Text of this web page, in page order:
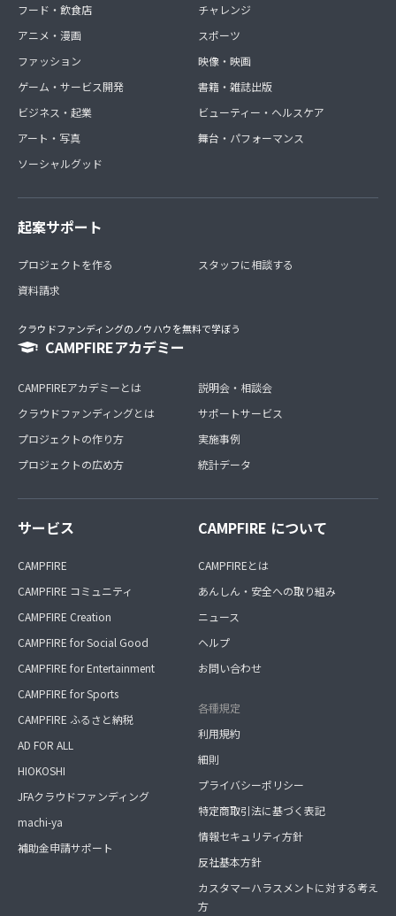
フード・飲食店
アニメ・漫画
ファッション
ゲーム・サービス開発
ビジネス・起業
アート・写真
ソーシャルグッド
チャレンジ
スポーツ
映像・映画
書籍・雑誌出版
ビューティー・ヘルスケア
舞台・パフォーマンス
起案サポート
プロジェクトを作る
資料請求
スタッフに相談する
クラウドファンディングのノウハウを無料で学ぼう
CAMPFIREアカデミー
CAMPFIREアカデミーとは
クラウドファンディングとは
プロジェクトの作り方
プロジェクトの広め方
説明会・相談会
サポートサービス
実施事例
統計データ
サービス
CAMPFIRE
CAMPFIRE コミュニティ
CAMPFIRE Creation
CAMPFIRE for Social Good
CAMPFIRE for Entertainment
CAMPFIRE for Sports
CAMPFIRE ふるさと納税
AD FOR ALL
HIOKOSHI
JFAクラウドファンディング
machi-ya
補助金申請サポート
CAMPFIRE について
CAMPFIREとは
あんしん・安全への取り組み
ニュース
ヘルプ
お問い合わせ
各種規定
利用規約
細則
プライバシーポリシー
特定商取引法に基づく表記
情報セキュリティ方針
反社基本方針
カスタマーハラスメントに対する考え
方